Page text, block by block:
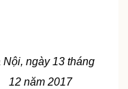
Nội, ngày 13tháng
12năm 2017